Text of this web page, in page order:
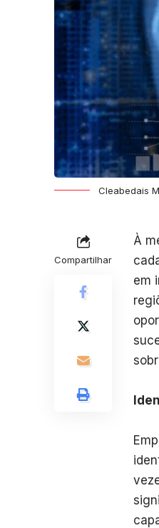
Cleabedais
Compartilhar
À
em